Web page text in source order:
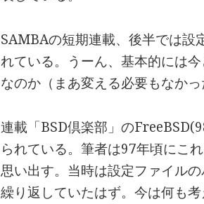
SAMBAの短期連載、後半では設
れている。うーん、基本的には
なのか（まあ変える必要もなかっ
連載「BSD倶楽部」の
られている。筆者は97年頃にこ
思い出す。当時は設定ファイル
繰り返していたはず。今は何も